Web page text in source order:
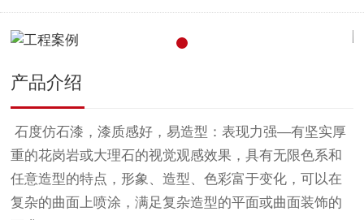
产品介绍
石度仿石漆，漆质感好，易造型：表现力强—有坚实厚
重的花岗岩或大理石的视觉观感效果，具有无限色系和
任意造型的特点，形象、造型、色彩富于变化，可以在
复杂的曲面上喷涂，满足复杂造型的平面或曲面装饰的